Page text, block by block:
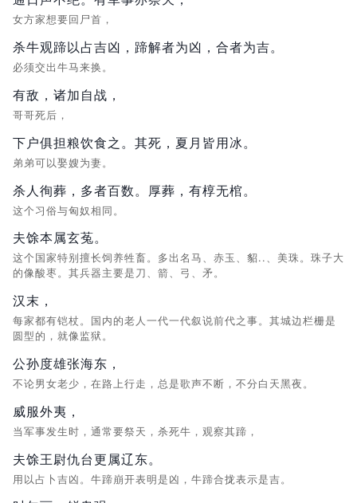
女方家想要回尸首，
杀牛观蹄以占吉凶，蹄解者为凶，合者为吉。
必须交出牛马来换。
有敌，诸加自战，
哥哥死后，
下户俱担粮饮食之。其死，夏月皆用冰。
弟弟可以娶嫂为妻。
杀人徇葬，多者百数。厚葬，
这个习俗与匈奴相同。
有椁无棺。
夫馀本属玄菟。
这个国家特别擅长饲养牲畜。多出名马、赤玉、貂..、美珠。珠子大
的像酸枣。其兵器主要是刀、箭、弓、矛。
汉末，
每家都有铠杖。国内的老人一代一代叙说前代之事。其城边栏栅是
圆型的，就像监狱。
公孙度雄张海东，
不论男女老少，在路上行走，总是歌声不断，不分白天黑夜。
威服外夷，
当军事发生时，通常要祭天，杀死牛，观察其蹄，
夫馀王尉仇台更属辽东。
用以占卜吉凶。牛蹄崩开表明是凶，牛蹄合拢表示是吉。